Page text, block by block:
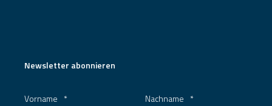
Newsletter abonnieren
Vorname * Nachname *